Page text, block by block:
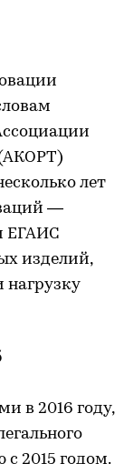
лет
—
ЕГАИС
изделий,
нагрузку
в 2016 году,
с 2015 годом.